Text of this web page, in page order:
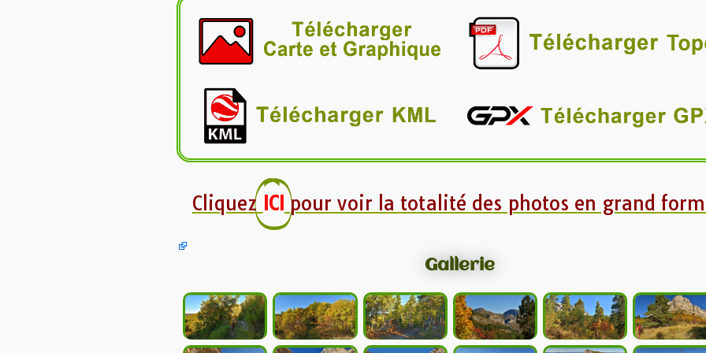
Cliquez ICI pour voir la totalité des photos en grand
Gallerie